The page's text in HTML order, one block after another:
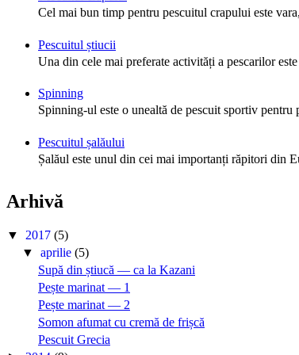
Cel mai bun timp pentru pescuitul crapului este
Pescuitul știucii
Una din cele mai preferate activități a pescarilor
Spinning
Spinning-ul este o unealtă de pescuit sportiv
Pescuitul șalăului
Șalăul este unul din cei mai importanți răpitori din
Arhivă
▼ 2017 (5)
▼aprilie(5)
Supă din știucă — ca la Kazani
Pește marinat — 1
Pește marinat — 2
Somon afumat cu cremă de frișcă
Pescuit Grecia